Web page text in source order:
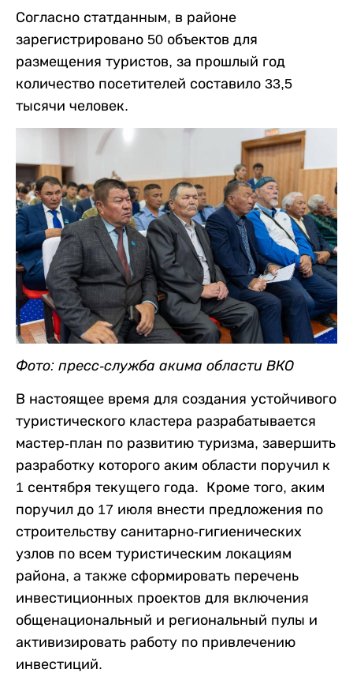
Согласно статданным, в районе
зарегистрировано 50 объектов для
размещения туристов, за прошлый год
количество посетителей составило 33,5
тысячи человек.
Фото: пресс-служба акима области ВКО
В настоящее время для создания устойчивого
туристического кластера разрабатывается
мастер-план по развитию туризма, завершить
разработку которого аким области поручил к
1 сентября текущего года. Кроме того, аким
поручил до 17 июля внести предложения по
строительству санитарно-гигиенических
узлов по всем туристическим локациям
района, а также сформировать перечень
инвестиционных проектов для включения
общенациональный и региональный пулы и
активизировать работу по привлечению
инвестиций.